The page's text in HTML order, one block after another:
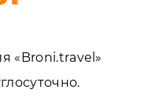
«Broni.travel»